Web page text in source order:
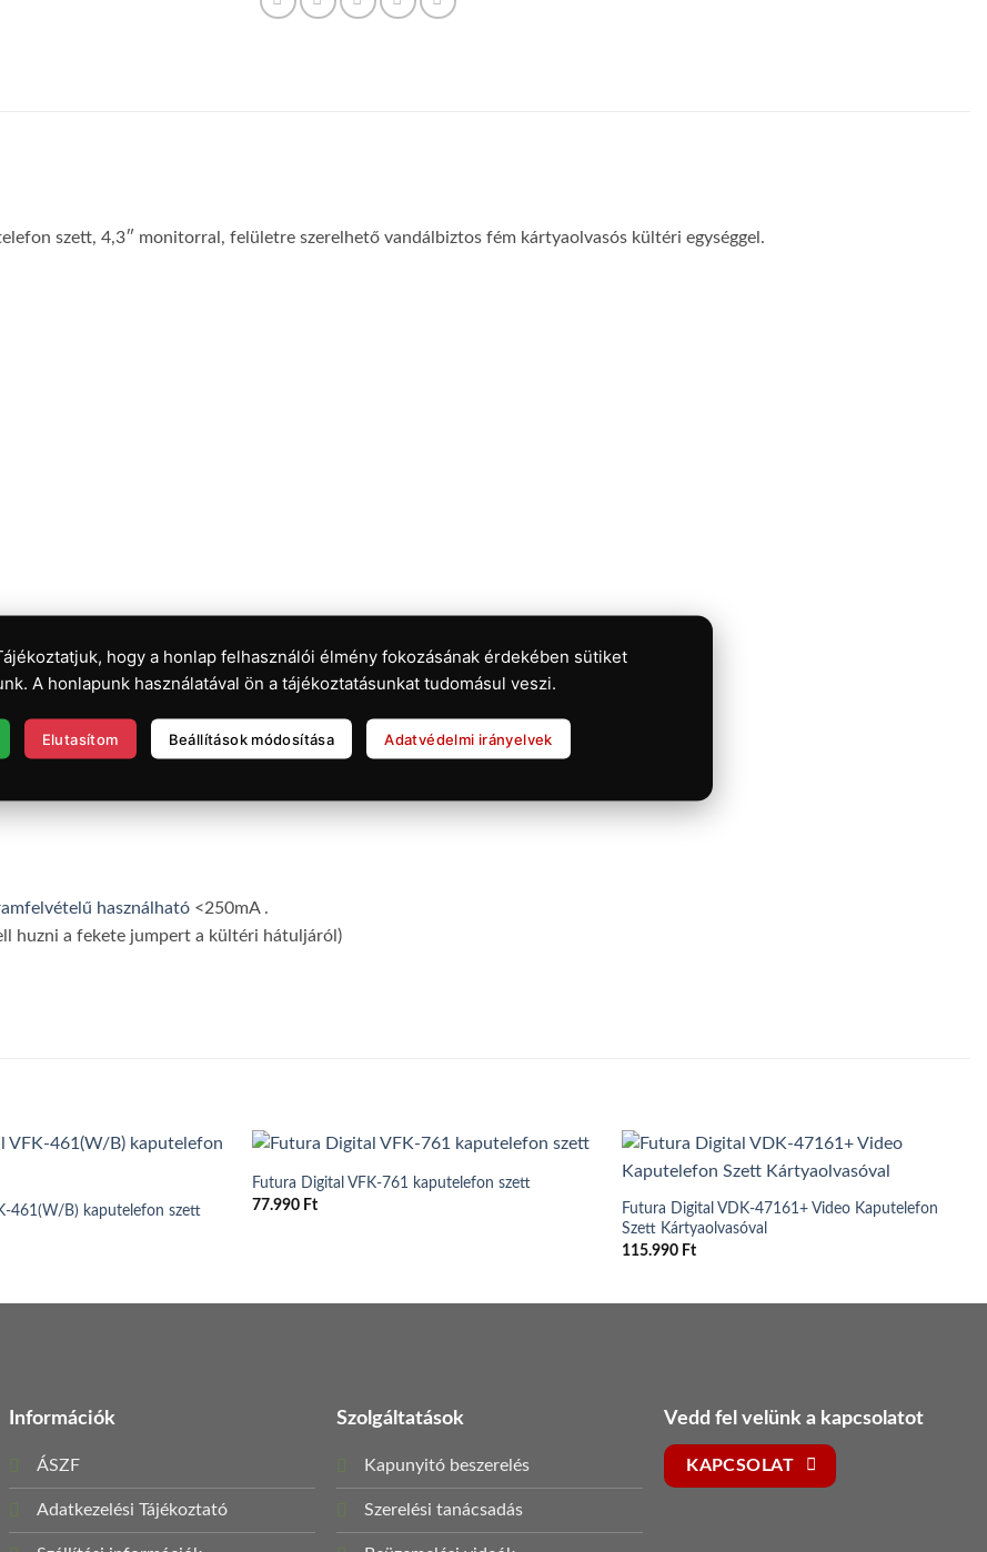
szett, 4,3″ monitorral, felületre szerelhető vandálbiztos fém kártyaolvasós kültéri egységgel.
használható <250mA .
huzni a fekete jumpert a kültéri hátuljáról)
461(W/B) kaputelefon szett
Futura Digital VFK-761 kaputelefon szett
77.990 Ft
Futura Digital VDK-47161+ Video Kaputelefon
Szett Kártyaolvasóval
115.990 Ft
Információk
ÁSZF
Adatkezelési Tájékoztató
Szolgáltatások
Kapunyitó beszerelés
Szerelési tanácsadás
Vedd fel velünk a kapcsolatot
KAPCSOLAT
hogy a honlap felhasználói élmény fokozásának érdekében sütiket
A honlapunk használatával ön a tájékoztatásunkat tudomásul veszi.
Elutasítom Beállítások módosítása Adatvédelmi irányelvek